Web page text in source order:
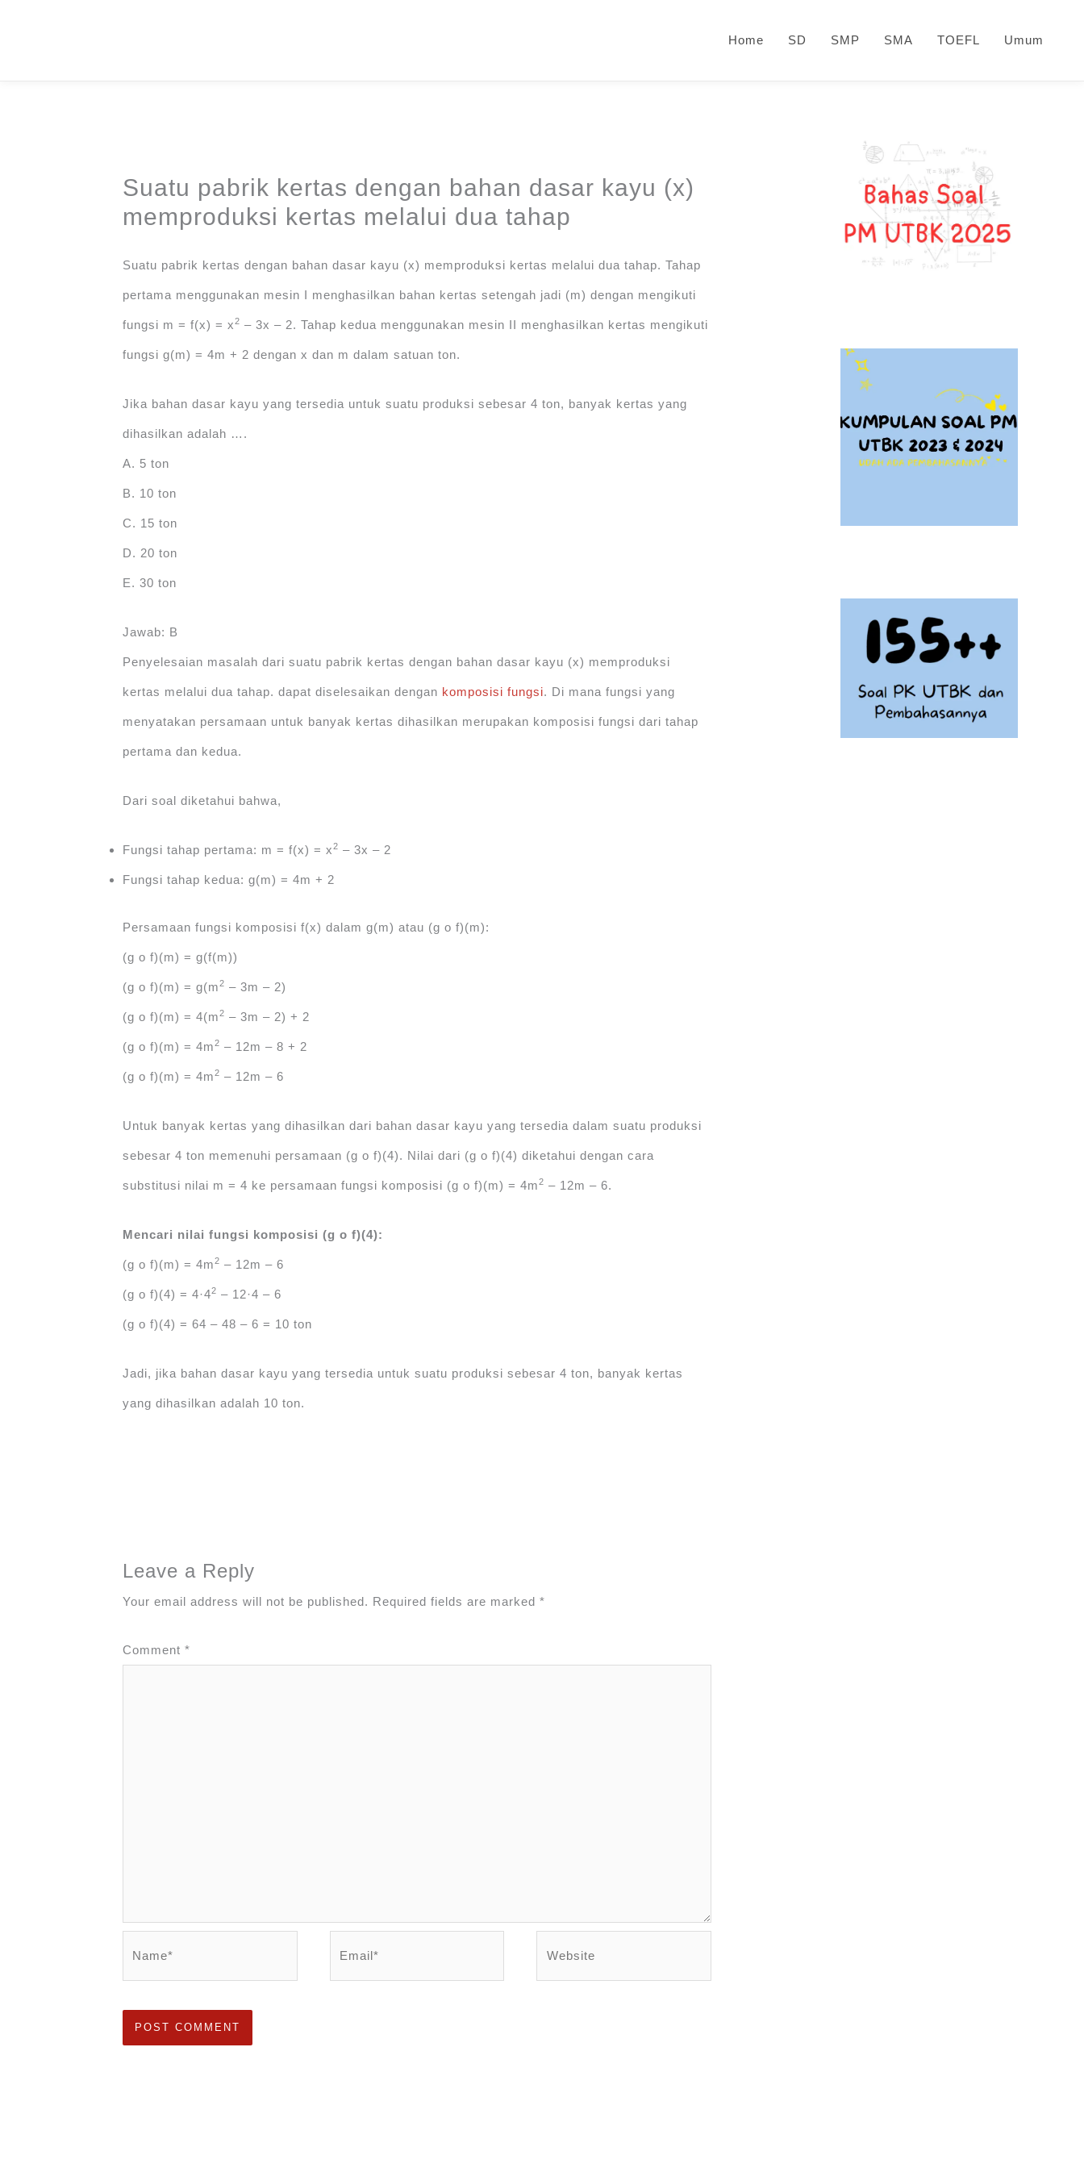
Home SD SMP SMA TOEFL Umum
Suatu pabrik kertas dengan bahan dasar kayu (x)
memproduksi kertas melalui dua tahap
Suatu pabrik kertas dengan bahan dasar kayu (x) memproduksi kertas melalui dua tahap. Tahap
pertama menggunakan mesin I menghasilkan bahan kertas setengah jadi (m) dengan mengikuti
fungsi m = f(x) = x2 ‒ 3x ‒ 2. Tahap kedua menggunakan mesin II menghasilkan kertas mengikuti
fungsi g(m) = 4m + 2 dengan x dan m dalam satuan ton.
Jika bahan dasar kayu yang tersedia untuk suatu produksi sebesar 4 ton, banyak kertas yang
dihasilkan adalah ….
A. 5 ton
B. 10 ton
C. 15 ton
D. 20 ton
E. 30 ton
Jawab: B
Penyelesaian masalah dari suatu pabrik kertas dengan bahan dasar kayu (x) memproduksi
kertas melalui dua tahap. dapat diselesaikan dengan komposisi fungsi. Di mana fungsi yang
menyatakan persamaan untuk banyak kertas dihasilkan merupakan komposisi fungsi dari tahap
pertama dan kedua.
Dari soal diketahui bahwa,
Fungsi tahap pertama: m = f(x) = x2 ‒ 3x ‒ 2
Fungsi tahap kedua: g(m) = 4m + 2
Persamaan fungsi komposisi f(x) dalam g(m) atau (g o f)(m):
(g o f)(m) = g(f(m))
(g o f)(m) = g(m2 ‒ 3m ‒ 2)
(g o f)(m) = 4(m2 ‒ 3m ‒ 2) + 2
(g o f)(m) = 4m2 ‒ 12m ‒ 8 + 2
(g o f)(m) = 4m2 ‒ 12m ‒ 6
Untuk banyak kertas yang dihasilkan dari bahan dasar kayu yang tersedia dalam suatu produksi
sebesar 4 ton memenuhi persamaan (g o f)(4). Nilai dari (g o f)(4) diketahui dengan cara
substitusi nilai m = 4 ke persamaan fungsi komposisi (g o f)(m) = 4m2 ‒ 12m ‒ 6.
Mencari nilai fungsi komposisi (g o f)(4):
(g o f)(m) = 4m2 ‒ 12m ‒ 6
(g o f)(4) = 4·42 ‒ 12·4 ‒ 6
(g o f)(4) = 64 ‒ 48 ‒ 6 = 10 ton
Jadi, jika bahan dasar kayu yang tersedia untuk suatu produksi sebesar 4 ton, banyak kertas
yang dihasilkan adalah 10 ton.
Leave a Reply
Your email address will not be published. Required fields are marked*
Comment*